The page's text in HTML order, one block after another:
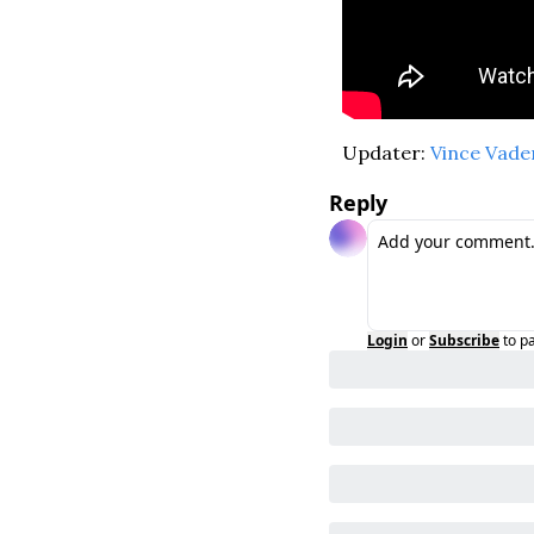
Updater: Vince
Reply
Login orSubscribeto